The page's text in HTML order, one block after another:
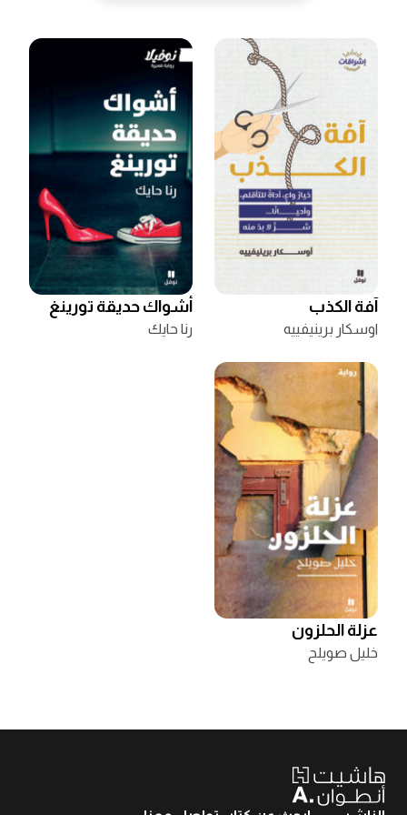
آفة الكذب
اوسكار برينيفييه
أشواك حديقة تورينغ
رنا حايك
عزلة الحلزون
خليل صويلح